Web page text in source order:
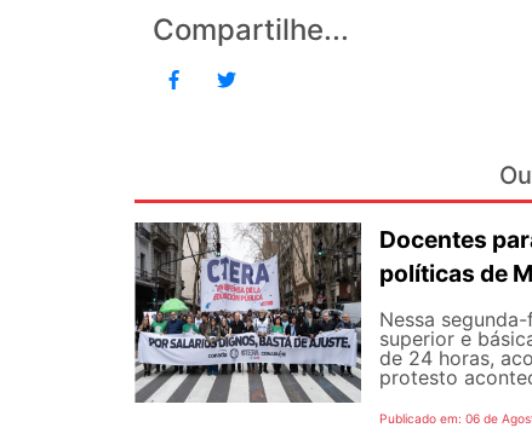
Compartilhe...
Docentes
políticas de
Nessa
superior e
de 24 horas,
protesto
Publicado em: 06 de